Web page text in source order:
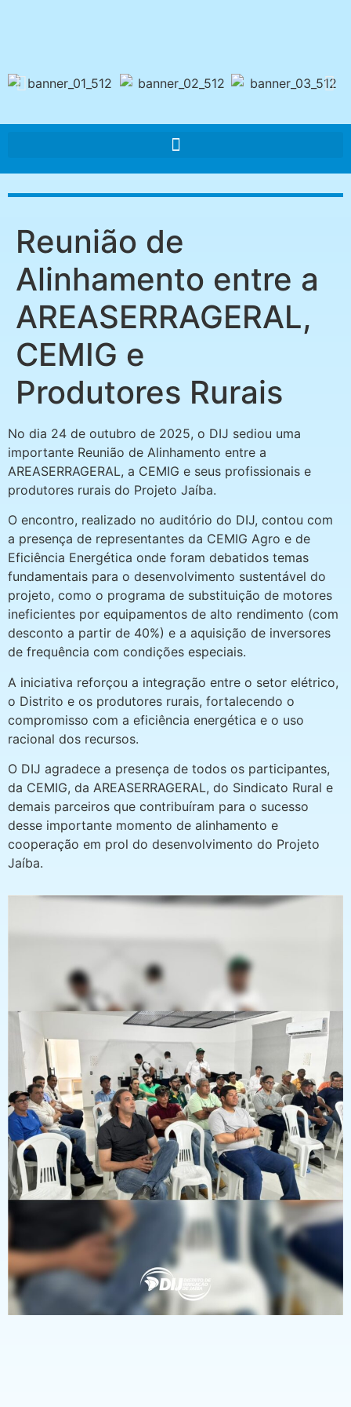
Reunião de
Alinhamento entre a
AREASERRAGERAL,
CEMIG e
Produtores Rurais
No dia 24 de outubro de 2025, o DIJ sediou uma
importante Reunião de Alinhamento entre a
AREASERRAGERAL, a CEMIG e seus profissionais e
produtores rurais do Projeto Jaíba.
O encontro, realizado no auditório do DIJ, contou com
a presença de representantes da CEMIG Agro e de
Eficiência Energética onde foram debatidos temas
fundamentais para o desenvolvimento sustentável do
projeto, como o programa de substituição de motores
ineficientes por equipamentos de alto rendimento (com
desconto a partir de 40%) e a aquisição de inversores
de frequência com condições especiais.
A iniciativa reforçou a integração entre o setor elétrico,
o Distrito e os produtores rurais, fortalecendo o
compromisso com a eficiência energética e o uso
racional dos recursos.
O DIJ agradece a presença de todos os participantes,
da CEMIG, da AREASERRAGERAL, do Sindicato Rural e
demais parceiros que contribuíram para o sucesso
desse importante momento de alinhamento e
cooperação em prol do desenvolvimento do Projeto
Jaíba.